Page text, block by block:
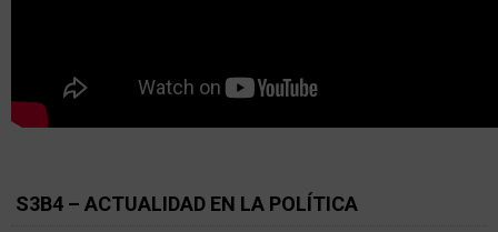
S3B4 – ACTUALIDAD EN LA POLÍTICA